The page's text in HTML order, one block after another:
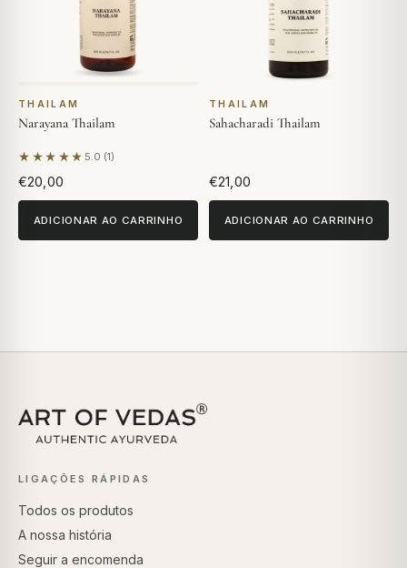
THAILAM
Narayana Thailam
★★★★★ 5.0 (1)
Com base em 1 avaliação
€20,00
ADICIONAR AO CARRINHO
THAILAM
Sahacharadi Thailam
€21,00
ADICIONAR AO CARRINHO
LIGAÇÕES RÁPIDAS
Todos os produtos
A nossa história
Seguir a encomenda